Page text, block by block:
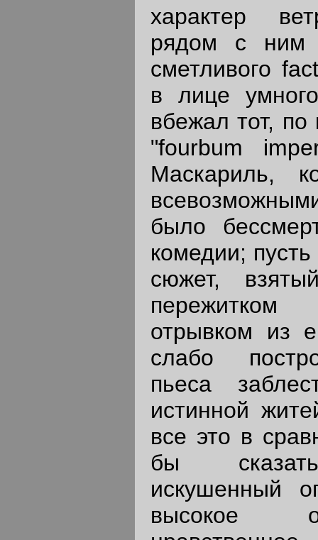
характер
рядом с ним
сметливого
в лице
вбежал тот, по
"fourbum
Маскариль,
было
комедии;
сюжет,
отрывком из
слабо
пьеса
истинной
все это в
бы
искушенный
высокое